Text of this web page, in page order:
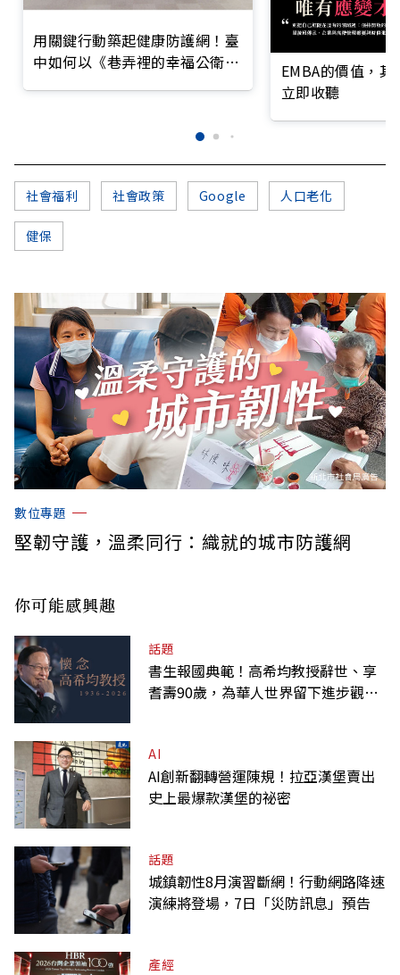
用關鍵行動築起健康防護網！臺
中如何以《巷弄裡的幸福公衛》
EMBA的價值，
立即收聽
社會福利 社會政策 Google 人口老化
健保
數位專題
堅韌守護，溫柔同行：織就的城市防護網
你可能感興趣
話題
書生報國典範！高希均教授辭世、享
耆壽90歲，為華人世界留下進步觀念
AI
AI創新翻轉營運陳規！拉亞漢堡賣出
史上最爆款漢堡的祕密
話題
城鎮韌性8月演習斷網！行動網路降速
演練將登場，7日「災防訊息」預告
產經